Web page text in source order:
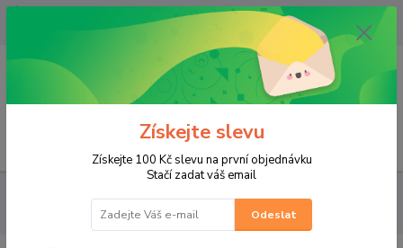
OPAVA 733537099/HLUČÍN
734541648/OLOMOUC 734593593
0,00 CZK
PRO JEZDCE BUNDY
MBW Dámská textilní letní moto bunda
SUMMER béžová
Získejte slevu
Získejte 100 Kč slevu na první objednávku
Stačí zadat váš email
Odeslat